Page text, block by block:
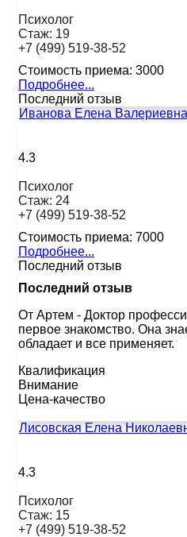
Психолог
Стаж: 19
+7 (499) 519-38-52
Стоимость приема: 3000
Подробнее...
Последний отзыв
Иванова Елена Валериевна
4.3
Психолог
Стаж: 24
+7 (499) 519-38-52
Стоимость приема: 7000
Подробнее...
Последний отзыв
Последний отзыв
От Артем - Доктор
первое знакомство. Она
обладает и все применяет.
Квалификация
Внимание
Цена-качество
Лисовская Елена
4.3
Психолог
Стаж: 15
+7 (499) 519-38-52